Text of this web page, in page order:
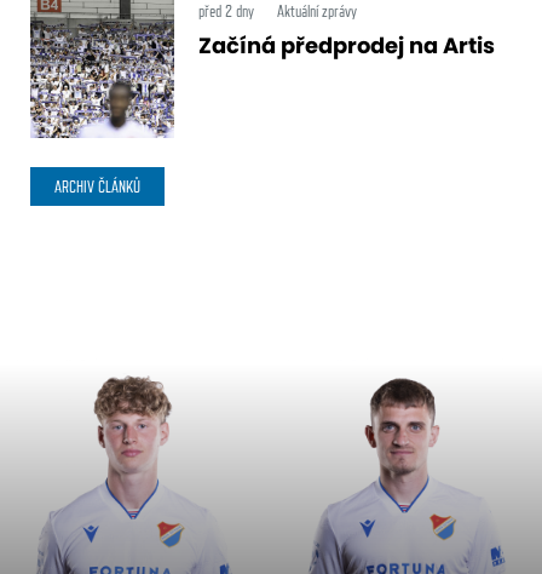
před 2 dny Aktuální zprávy
Začíná předprodej na Artis
ARCHIV ČLÁNKŮ